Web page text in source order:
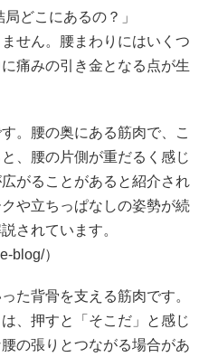
どこにあるの？」
せん。腰まわりにはいくつ
痛みの引き金となる点が生
。腰の奥にある筋肉で、こ
、腰の片側が重だるく感じ
がることがあると紹介され
や立ちっぱなしの姿勢が続
されています。
blog/）
た背骨を支える筋肉です。
、押すと「そこだ」と感じ
の張りとつながる場合があ